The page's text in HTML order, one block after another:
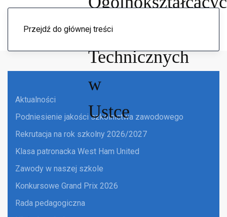
Przejdź do głównej treści
Menu
Aktualności
Podniesienie jakości szkolnictwa zawodowego
Rekrutacja na rok szkolny 2026/2027
Klasa patronacka West Ham United
Zawody w naszej szkole
Konkursowe Grand Prix 2026
Rada pedagogiczna